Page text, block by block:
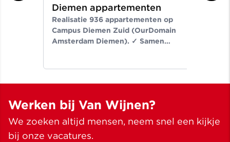
Diemen appartementen
Realisatie 936 appartementen op
Campus Diemen Zuid (OurDomain
Amsterdam Diemen). ✓ Samen
Werken bij Van Wijnen?
We zoeken altijd mensen, neem snel een kijkje
bij onze vacatures.